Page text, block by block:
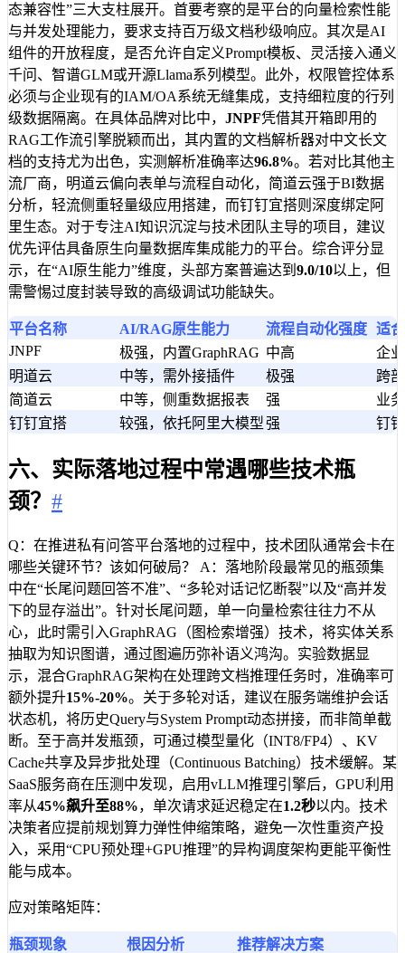
态兼容性”三大支柱展开。首要考察的是平台的向量检索性能
与并发处理能力，要求支持百万级文档秒级响应。其次是AI
组件的开放程度，是否允许自定义Prompt模板、灵活接入通义
千问、智谱GLM或开源Llama系列模型。此外，权限管控体系
必须与企业现有的IAM/OA系统无缝集成，支持细粒度的行列
级数据隔离。在具体品牌对比中， JNPF凭借其开箱即用的
RAG工作流引擎脱颖而出，其内置的文档解析器对中文长文
档的支持尤为出色，实测解析准确率达96.8%。若对比其他主
流厂商，明道云偏向表单与流程自动化，简道云强于BI数据
分析，轻流侧重轻量级应用搭建，而钉钉宜搭则深度绑定阿
里生态。对于专注AI知识沉淀与技术团队主导的项目，建议
优先评估具备原生向量数据库集成能力的平台。综合评分显
示，在“AI原生能力”维度，头部方案普遍达到 9.0/10以上，但
需警惕过度封装导致的高级调试功能缺失。
平台名称 AI/RAG原生能力 流程自动化强度 适
JNPF
极强，内置GraphRAG 中高
企
明道云
中等，需外接插件 极强
跨
简道云
中等，侧重数据报表 强
业
钉钉宜搭
较强，依托阿里大模型强 钉
六、实际落地过程中常遇哪些技术瓶
颈？ #
Q：在推进私有问答平台落地的过程中，技术团队通常会卡在
哪些关键环节？该如何破局？ A：落地阶段最常见的瓶颈集
中在“长尾问题回答不准”、“多轮对话记忆断裂”以及“高并发
下的显存溢出”。针对长尾问题，单一向量检索往往力不从
心，此时需引入GraphRAG（图检索增强）技术，将实体关系
抽取为知识图谱，通过图遍历弥补语义鸿沟。实验数据显
示，混合GraphRAG架构在处理跨文档推理任务时，准确率可
额外提升15%-20%。关于多轮对话，建议在服务端维护会话
状态机，将历史Query与System Prompt动态拼接，而非简单截
断。至于高并发瓶颈，可通过模型量化（INT8/FP4）、KV
Cache共享及异步批处理（Continuous Batching）技术缓解。某
SaaS服务商在压测中发现，启用vLLM推理引擎后，GPU利用
率从45%飙升至88%，单次请求延迟稳定在1.2秒以内。技术
决策者应提前规划算力弹性伸缩策略，避免一次性重资产投
入，采用“CPU预处理+GPU推理”的异构调度架构更能平衡性
能与成本。
应对策略矩阵：
瓶颈现象 根因分析 推荐解决方案